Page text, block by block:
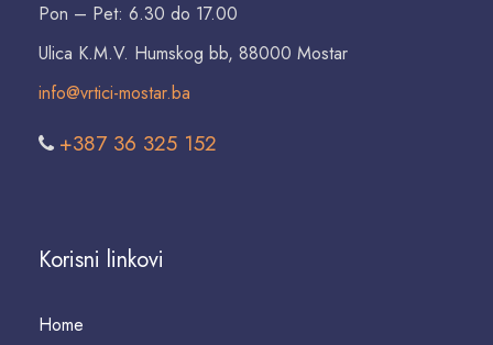
Pon – Pet: 6.30 do 17.00
Ulica K.M.V. Humskog bb, 88000 Mostar
info@vrtici-mostar.ba
+387 36 325 152
Korisni linkovi
Home